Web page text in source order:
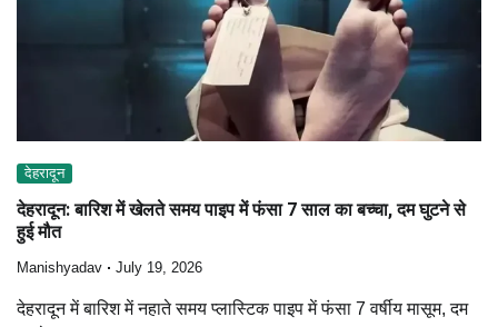
देहरादून
देहरादून: बारिश में खेलते समय पाइप में फंसा 7 साल का बच्चा, दम घुटने से
हुई मौत
Manishyadav July 19, 2026
देहरादून में बारिश में नहाते समय प्लास्टिक पाइप में फंसा 7 वर्षीय मासूम, दम